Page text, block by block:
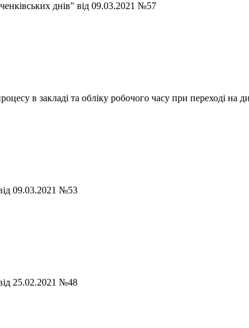
днів" від 09.03.2021 №57
в закладі та обліку робочого часу при переході
09.03.2021 №53
25.02.2021 №48